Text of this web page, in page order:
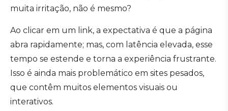
muita irritação, não é mesmo?
Ao clicar em um link, a expectativa é que a página
abra rapidamente; mas, com latência elevada, esse
tempo se estende e torna a experiência frustrante.
Isso é ainda mais problemático em sites pesados,
que contêm muitos elementos visuais ou
interativos.